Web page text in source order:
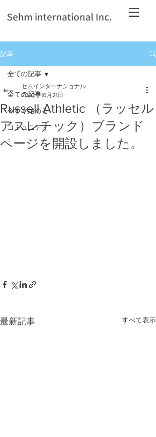
Sehm international Inc.
記事
全ての記事
今すぐ始める
コミュニティ
全ての記事
Russell Athletic （ラッセル
アスレチック）ブランド
ページを開設しました。
セムインターナショナル
2022年10月21日
最新記事 すべて表示